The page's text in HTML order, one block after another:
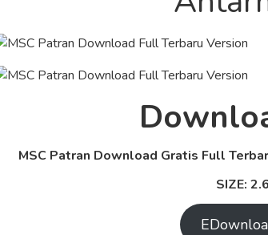
MSC Patran Download Gratis Full
SIZE: